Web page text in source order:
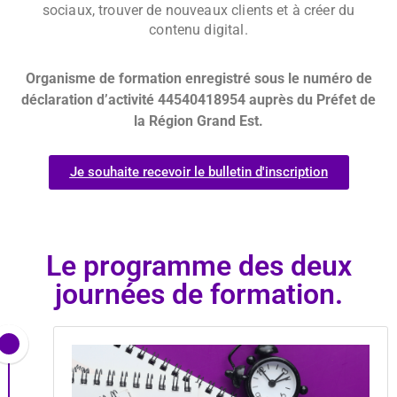
sociaux, trouver de nouveaux clients et à créer du
contenu digital.
Organisme de formation enregistré sous le numéro de
déclaration d’activité 44540418954 auprès du Préfet de
la Région Grand Est.
Je souhaite recevoir le bulletin d'inscription
Le programme des deux
journées de formation.